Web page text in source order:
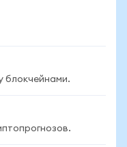
блокчейнами.